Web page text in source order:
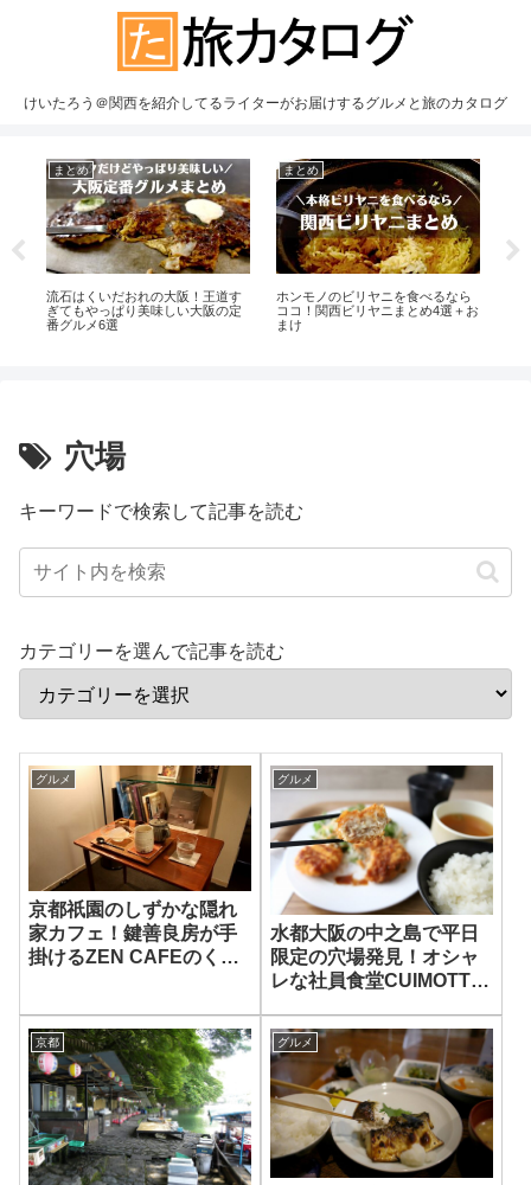
けいたろう＠関西を紹介してるライターがお届けするグルメと旅のカタログ
まとめ
流石はくいだおれの大阪！王道す
ぎてもやっぱり美味しい大阪の定
番グルメ6選
まとめ
ホンモノのビリヤニを食べるなら
ココ！関西ビリヤニまとめ4選＋お
まけ
穴場
キーワードで検索して記事を読む
カテゴリーを選んで記事を読む
グルメ
京都祇園のしずかな隠れ
家カフェ！鍵善良房が手
掛けるZEN CAFEのくず
グルメ
水都大阪の中之島で平日
限定の穴場発見！オシャ
レな社員食堂CUIMOTTE
京都 グルメ